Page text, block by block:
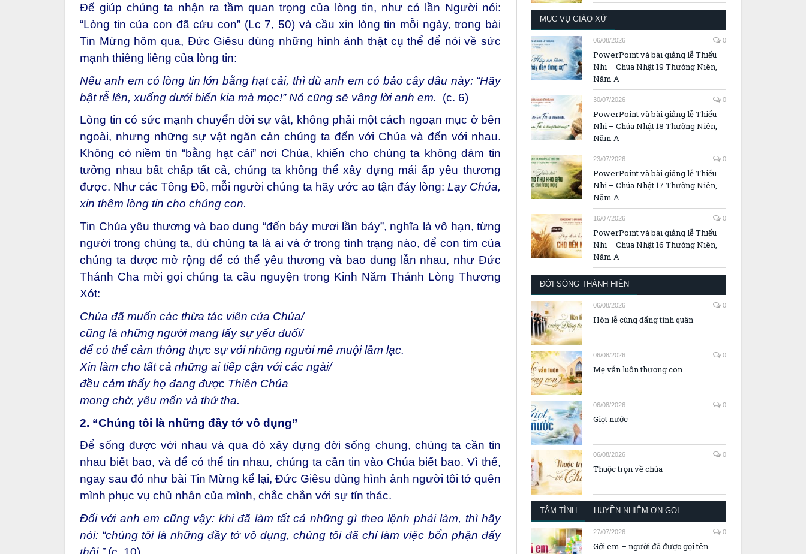
Để giúp chúng ta nhận ra tầm quan trọng của lòng tin, như có lần Người nói:
“Lòng tin của con đã cứu con” (Lc 7, 50) và cầu xin lòng tin mỗi ngày, trong bài
Tin Mừng hôm qua, Đức Giêsu dùng những hình ảnh thật cụ thể để nói về sức
mạnh thiêng liêng của lòng tin:
Nếu anh em có lòng tin lớn bằng hạt cải, thì dù anh em có bảo cây dâu này: “Hãy
bật rễ lên, xuống dưới biển kia mà mọc!” Nó cũng sẽ vâng lời anh em. (c. 6)
Lòng tin có sức mạnh chuyển dời sự vật, không phải một cách ngoạn mục ở bên
ngoài, nhưng những sự vật ngăn cản chúng ta đến với Chúa và đến với nhau.
Không có niềm tin “bằng hạt cải” nơi Chúa, khiến cho chúng ta không dám tin
tưởng nhau bất chấp tất cả, chúng ta không thể xây dựng mái ấp yêu thương
được. Như các Tông Đồ, mỗi người chúng ta hãy ước ao tận đáy lòng: Lạy Chúa,
xin thêm lòng tin cho chúng con.
Tin Chúa yêu thương và bao dung “đến bảy mươi lần bảy”, nghĩa là vô hạn, từng
người trong chúng ta, dù chúng ta là ai và ở trong tình trạng nào, để con tim của
chúng ta được mở rộng để có thể yêu thương và bao dung lẫn nhau, như Đức
Thánh Cha mời gọi chúng ta cầu nguyện trong Kinh Năm Thánh Lòng Thương
Xót:
Chúa đã muốn các thừa tác viên của Chúa/
cũng là những người mang lấy sự yếu đuối/
để có thể cảm thông thực sự với những người mê muội lầm lạc.
Xin làm cho tất cả những ai tiếp cận với các ngài/
đều cảm thấy họ đang được Thiên Chúa
mong chờ, yêu mến và thứ tha.
2. “Chúng tôi là những đầy tớ vô dụng”
Để sống được với nhau và qua đó xây dựng đời sống chung, chúng ta cần tin
nhau biết bao, và để có thể tin nhau, chúng ta cần tin vào Chúa biết bao. Vì thế,
ngay sau đó như bài Tin Mừng kể lại, Đức Giêsu dùng hình ảnh người tôi tớ quên
mình phục vụ chủ nhân của mình, chắc chắn với sự tín thác.
Đối với anh em cũng vậy: khi đã làm tất cả những gì theo lệnh phải làm, thì hãy
nói: “chúng tôi là những đầy tớ vô dụng, chúng tôi đã chỉ làm việc bổn phận đấy
MỤC VỤ GIÁO XỨ
06/08/2026 0
PowerPoint và bài giảng lễ Thiếu
Nhi – Chúa Nhật 19 Thường Niên,
Năm A
30/07/2026 0
PowerPoint và bài giảng lễ Thiếu
Nhi – Chúa Nhật 18 Thường Niên,
Năm A
23/07/2026 0
PowerPoint và bài giảng lễ Thiếu
Nhi – Chúa Nhật 17 Thường Niên,
Năm A
16/07/2026 0
PowerPoint và bài giảng lễ Thiếu
Nhi – Chúa Nhật 16 Thường Niên,
Năm A
ĐỜI SỐNG THÁNH HIẾN
06/08/2026 0
Hôn lễ cùng đấng tình quân
06/08/2026 0
Mẹ vẫn luôn thương con
06/08/2026 0
Giọt nước
06/08/2026 0
Thuộc trọn về chúa
TÂM TÌNH HUYỀN NHIỆM ƠN GỌI
27/07/2026 0
Gởi em – người đã được gọi tên